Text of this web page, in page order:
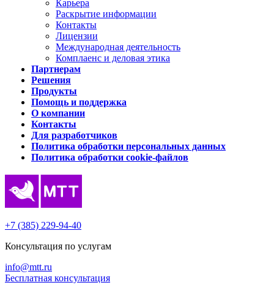
Карьера
Раскрытие информации
Контакты
Лицензии
Международная деятельность
Комплаенс и деловая этика
Партнерам
Решения
Продукты
Помощь и поддержка
О компании
Контакты
Для разработчиков
Политика обработки персональных данных
Политика обработки cookie-файлов
+7 (385) 229-94-40
Консультация по услугам
info@mtt.ru
Бесплатная консультация